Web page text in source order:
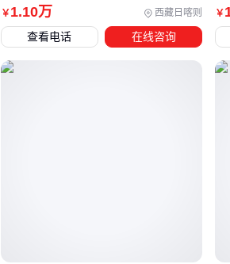
：新建建筑建议优先考
构适应性 🔧
三、8层建筑电梯选型对
￥ 1.10万 西藏日喀则
查看电话 在线咨询
￥